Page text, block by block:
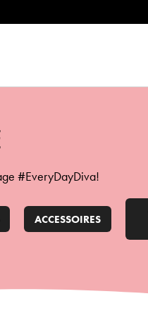
#EveryDayDiva!
ACCESSOIRES